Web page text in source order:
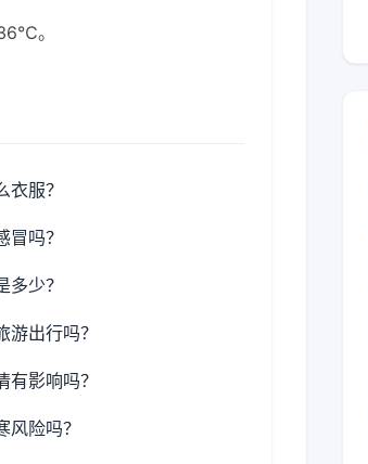
。
服？
吗？
少？
出行吗？
影响吗？
险吗？